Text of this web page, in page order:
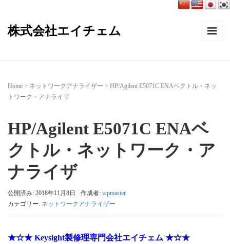
株式会社エイチェム
Home > ネットワークアナライザー > HP/Agilent E5071C ENAベクトル・ネッ
トワーク・アナライザ
HP/Agilent E5071C ENAベ
クトル・ネットワーク・ア
ナライザ
公開済み: 2018年11月8日 作成者: wpmaster
カテゴリー: ネットワークアナライザー
★☆★ Keysight製修理専門会社エイチェム ★☆★